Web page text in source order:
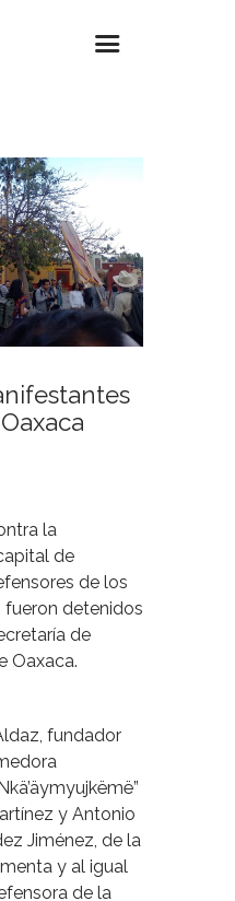
la
de
de los
fueron detenidos
de
Oaxaca.
fundador
y Antonio
Jiménez, de la
y al igual
de la